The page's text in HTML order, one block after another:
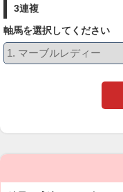
3連複
軸馬を選択してください